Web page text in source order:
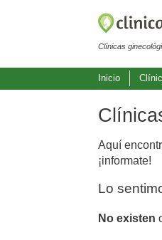
Clínicas
Inicio
Aquí
¡informate!
Lo
No existen